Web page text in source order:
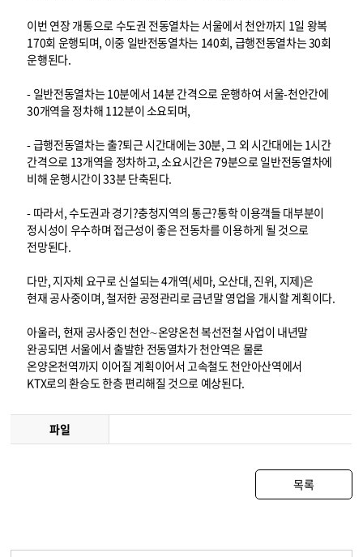
이번 연장 개통으로 수도권 전동열차는 서울에서 천안까지 1일 왕복
170회 운행되며, 이중 일반전동열차는 140회, 급행전동열차는 30회
운행된다.
- 일반전동열차는 10분에서 14분 간격으로 운행하여 서울-천안간에
30개역을 정차해 112분이 소요되며,
- 급행전동열차는 출?퇴근 시간대에는 30분, 그 외 시간대에는 1시간
간격으로 13개역을 정차하고, 소요시간은 79분으로 일반전동열차에
비해 운행시간이 33분 단축된다.
- 따라서, 수도권과 경기?충청지역의 통근?통학 이용객들 대부분이
정시성이 우수하며 접근성이 좋은 전동차를 이용하게 될 것으로
전망된다.
다만, 지자체 요구로 신설되는 4개역(세마, 오산대, 진위, 지제)은
현재 공사중이며, 철저한 공정관리로 금년말 영업을 개시할 계획이다.
아울러, 현재 공사중인 천안∼온양온천 복선전철 사업이 내년말
완공되면 서울에서 출발한 전동열차가 천안역은 물론
온양온천역까지 이어질 계획이어서 고속철도 천안아산역에서
KTX로의 환승도 한층 편리해질 것으로 예상된다.
파일
목록